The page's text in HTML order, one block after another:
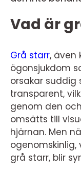
Vad är
Grå starr, även
ögonsjukdom
orsakar suddig
transparent,
genom den
omsätts till
hjärnan. Men
grå starr, blir